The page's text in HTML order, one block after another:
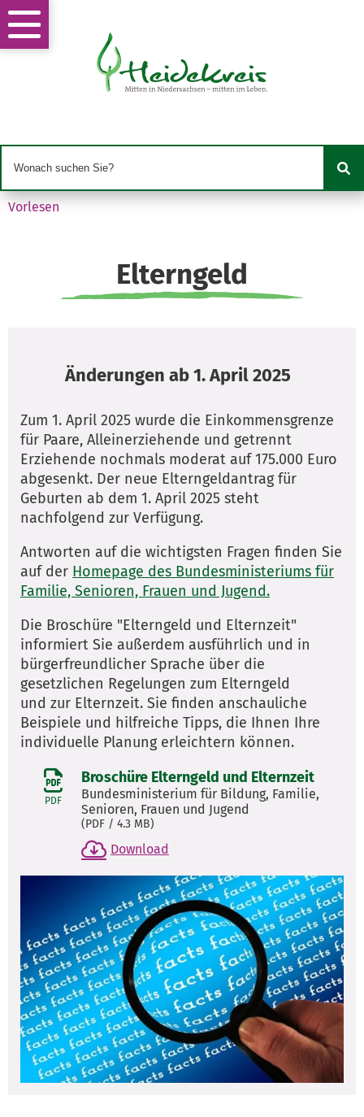
Vorlesen
Elterngeld
Änderungen ab 1. April 2025
Zum 1. April 2025 wurde die Einkommensgrenze
für Paare, Alleinerziehende und getrennt
Erziehende nochmals moderat auf 175.000 Euro
abgesenkt. Der neue Elterngeldantrag für
Geburten ab dem 1. April 2025 steht
nachfolgend zur Verfügung.
Antworten auf die wichtigsten Fragen finden Sie
auf der Homepage des Bundesministeriums für
Familie, Senioren, Frauen und Jugend.
Die Broschüre "Elterngeld und Elternzeit"
informiert Sie außerdem ausführlich und in
bürgerfreundlicher Sprache über die
gesetzlichen Regelungen zum Elterngeld
und zur Elternzeit. Sie finden anschauliche
Beispiele und hilfreiche Tipps, die Ihnen Ihre
individuelle Planung erleichtern können.
PDF
Broschüre Elterngeld und Elternzeit
Bundesministerium für Bildung, Familie,
Senioren, Frauen und Jugend
(PDF / 4.3 MB)
Download